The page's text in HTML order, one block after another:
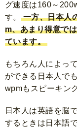
グ速度は160～
す。
一方、日本人
m、あまり得意で
ています。
もちろん人によっ
ができる日本人で
wpmもスピーキン
日本人は英語を脳
するときは日本語